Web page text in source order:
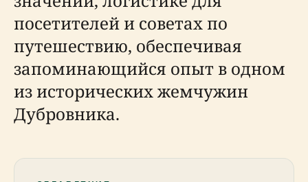
посетителей и советах по
путешествию, обеспечивая
запоминающийся опыт в одном
из исторических жемчужин
Дубровника.